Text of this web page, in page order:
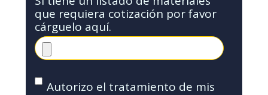
que requiera cotización por favor
cárguelo aquí.
Autorizo el tratamiento de mis